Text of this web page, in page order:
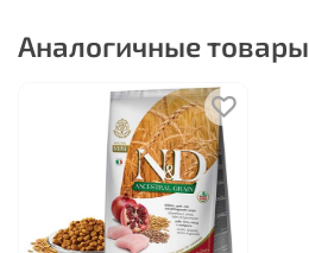
Аналогичные товары